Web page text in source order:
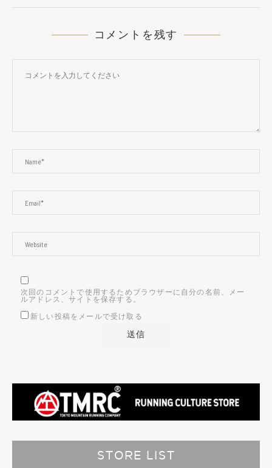
コメントを残す
次回のコメントで使用するためブラウザーに自分の名前、メー
ルアドレス、サイトを保存する。
新しい投稿をメールで受け取る
STORE LIST